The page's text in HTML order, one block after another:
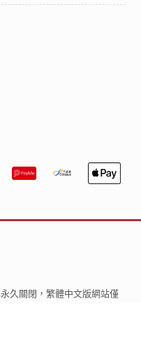
久關閉，繁體中文版網站僅